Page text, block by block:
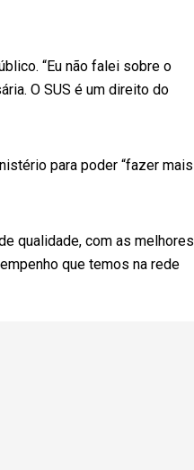
“Eu não falei sobre o
O SUS é um direito do
para poder “fazer mais
qualidade, com as melhores
que temos na rede